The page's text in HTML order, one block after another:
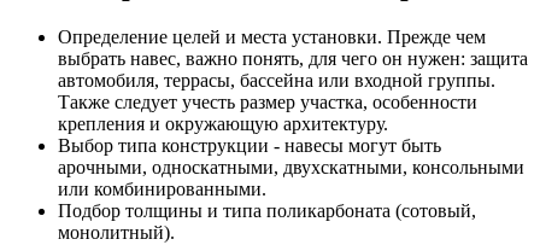
Определение целей и места установки. Прежде чем
выбрать навес, важно понять, для чего он нужен: защита
автомобиля, террасы, бассейна или входной группы.
Также следует учесть размер участка, особенности
крепления и окружающую архитектуру.
Выбор типа конструкции - навесы могут быть
арочными, односкатными, двухскатными, консольными
или комбинированными.
Подбор толщины и типа поликарбоната (сотовый,
монолитный).